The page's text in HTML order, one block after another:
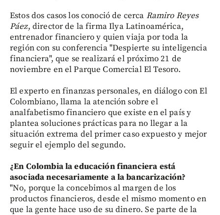
Estos dos casos los conoció de cerca Ramiro Reyes
Páez, director de la firma Ilya Latinoamérica,
entrenador financiero y quien viaja por toda la
región con su conferencia "Despierte su inteligencia
financiera", que se realizará el próximo 21 de
noviembre en el Parque Comercial El Tesoro.
El experto en finanzas personales, en diálogo con El
Colombiano, llama la atención sobre el
analfabetismo financiero que existe en el país y
plantea soluciones prácticas para no llegar a la
situación extrema del primer caso expuesto y mejor
seguir el ejemplo del segundo.
¿En Colombia la educación financiera está
asociada necesariamente a la bancarización?
"No, porque la concebimos al margen de los
productos financieros, desde el mismo momento en
que la gente hace uso de su dinero. Se parte de la